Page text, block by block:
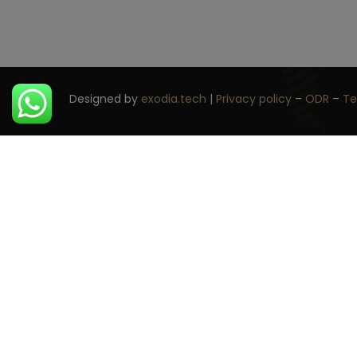
Designed by exodia.tech | Privacy policy – ODR –